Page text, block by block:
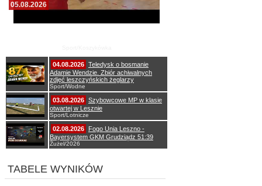
05.08.2026
04.08.2026 Teledysk o bosmanie
Adamie Wendzie. Zbiór achiwalnych
zdjęć leszczyńskich żeglarzy
Sport/Wodne
03.08.2026 Szybowcowe MP w klasie
otwartej w Lesznie
Sport/Lotnicze
02.08.2026
Fogo Unia Leszno -
Bayersystem GKM Grudziądz 51:39
Żużel/2026
TABELE WYNIKÓW